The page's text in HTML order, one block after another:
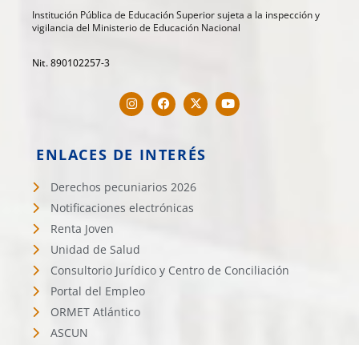
Institución Pública de Educación Superior sujeta a la inspección y
vigilancia del Ministerio de Educación Nacional
Nit. 890102257-3
ENLACES DE INTERÉS
Derechos pecuniarios 2026
Notificaciones electrónicas
Renta Joven
Unidad de Salud
Consultorio Jurídico y Centro de Conciliación
Portal del Empleo
ORMET Atlántico
ASCUN